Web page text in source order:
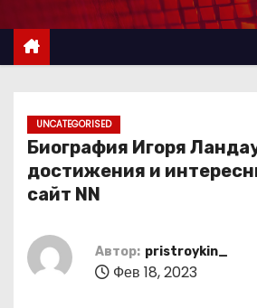
с
UNCATEGORISED
Биография Игоря
достижения и
сайт NN
Автор: pristroykin_
Фев 18, 2023